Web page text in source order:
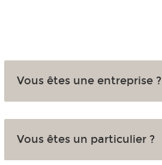
Vous êtes une entreprise ?
Vous êtes un particulier ?